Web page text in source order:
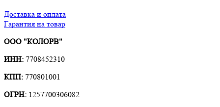
Доставка и оплата
Гарантия на товар
ООО "КОЛОРВ"
ИНН: 7708452310
КПП: 770801001
ОГРН: 1257700306082